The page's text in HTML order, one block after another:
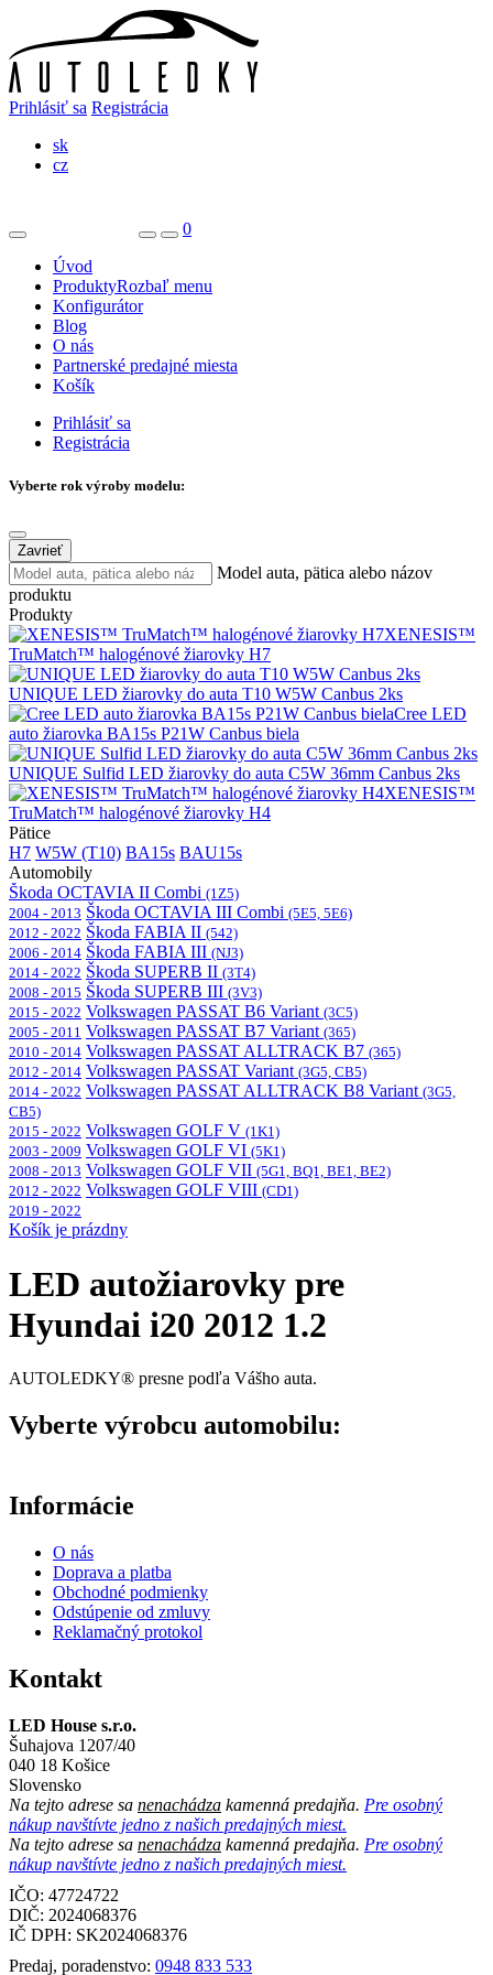
Prihlásiť sa Registrácia
sk
cz
0
Úvod
ProduktyRozbaľ menu
Konfigurátor
Blog
O nás
Partnerské predajné miesta
Košík
Prihlásiť sa
Registrácia
Vyberte rok výroby modelu:
Zavrieť
Model auta, pätica alebo názov
produktu
Produkty
XENESIS™
TruMatch™ halogénové žiarovky H7
UNIQUE LED žiarovky do auta T10 W5W Canbus 2ks
Cree LED
auto žiarovka BA15s P21W Canbus biela
UNIQUE Sulfid LED žiarovky do auta C5W 36mm Canbus 2ks
XENESIS™
TruMatch™ halogénové žiarovky H4
Pätice
H7 W5W (T10) BA15s BAU15s
Automobily
Škoda OCTAVIA II Combi (1Z5)
2004 - 2013 Škoda OCTAVIA III Combi (5E5, 5E6)
2012 - 2022 Škoda FABIA II (542)
2006 - 2014 Škoda FABIA III (NJ3)
2014 - 2022 Škoda SUPERB II (3T4)
2008 - 2015 Škoda SUPERB III (3V3)
2015 - 2022 Volkswagen PASSAT B6 Variant (3C5)
2005 - 2011 Volkswagen PASSAT B7 Variant (365)
2010 - 2014 Volkswagen PASSAT ALLTRACK B7 (365)
2012 - 2014 Volkswagen PASSAT Variant (3G5, CB5)
2014 - 2022 Volkswagen PASSAT ALLTRACK B8 Variant (3G5,
CB5)
2015 - 2022 Volkswagen GOLF V (1K1)
2003 - 2009 Volkswagen GOLF VI (5K1)
2008 - 2013 Volkswagen GOLF VII (5G1, BQ1, BE1, BE2)
2012 - 2022 Volkswagen GOLF VIII (CD1)
2019 - 2022
Košík je prázdny
LED autožiarovky pre
Hyundai i20 2012 1.2
AUTOLEDKY® presne podľa Vášho auta.
Vyberte výrobcu automobilu:
Informácie
O nás
Doprava a platba
Obchodné podmienky
Odstúpenie od zmluvy
Reklamačný protokol
Kontakt
LED House s.r.o.
Šuhajova 1207/40
040 18 Košice
Slovensko
Na tejto adrese sa nenachádza kamenná predajňa. Pre osobný
nákup navštívte jedno z našich predajných miest.
Na tejto adrese sa nenachádza kamenná predajňa. Pre osobný
nákup navštívte jedno z našich predajných miest.
IČO: 47724722
DIČ: 2024068376
IČ DPH: SK2024068376
Predaj, poradenstvo: 0948 833 533